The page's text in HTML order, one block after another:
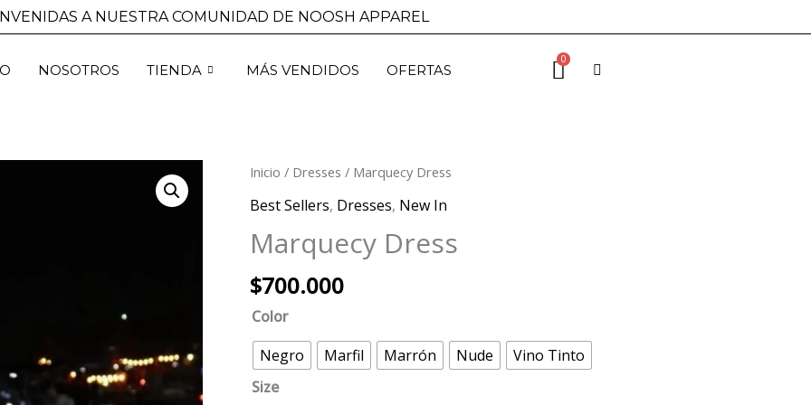
A NUESTRA COMUNIDAD DE NOOSH APPAREL
NOSOTROS TIENDA MÁS VENDIDOS OFERTAS
0
Inicio / Dresses / Marquecy Dress
Best Sellers, Dresses, New In
Marquecy Dress
$700.000
Color
Negro
Marfil Marrón Nude
Vino Tinto
Size
Marquecy
Dress